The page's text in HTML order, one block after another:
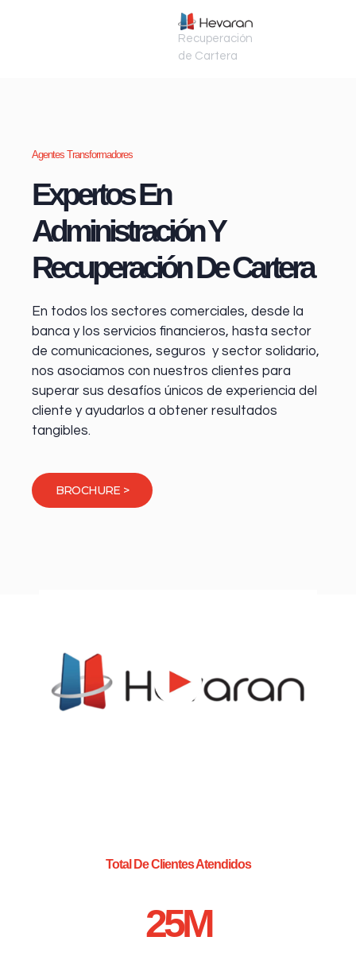
Recuperación
de Cartera
Agentes Transformadores
Expertos En
Administración Y
Recuperación De Cartera
En todos los sectores comerciales, desde la
banca y los servicios financieros, hasta sector
de comunicaciones, seguros y sector solidario,
nos asociamos con nuestros clientes para
superar sus desafíos únicos de experiencia del
cliente y ayudarlos a obtener resultados
tangibles.
BROCHURE >
Total De Clientes Atendidos
25M